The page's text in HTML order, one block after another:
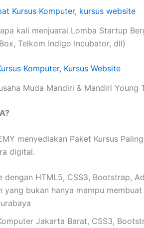
kali menjuarai Lomba Startup
Telkom Indigo Incubator, dll)
Muda Mandiri & Mandiri Young
menyediakan Paket Kursus
digital.
dengan HTML5, CSS3, Bootstrap,
yang bukan hanya mampu
Jakarta Barat, CSS3,